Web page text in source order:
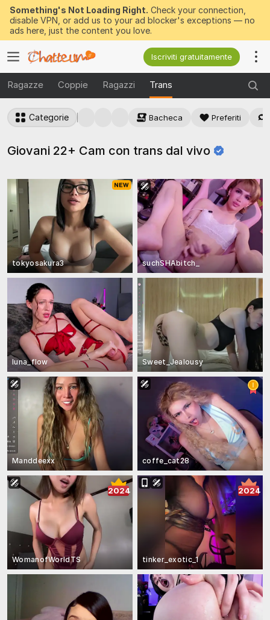
Something's Not Loading Right. Check your connection,
disable VPN, or add us to your ad blocker's exceptions — no
ads here, just the content you love.
Iscriviti gratuitamente
Ragazze Coppie Ragazzi Trans
Categorie Bacheca Preferiti
Giovani 22+ Cam con trans dal vivo
tokyosakura3 suchSHAbitch_
luna_flow Sweet_Jealousy
Manddeexx coffe_cat28
2024
WomanofWorldTS
2024
tinker_exotic_1